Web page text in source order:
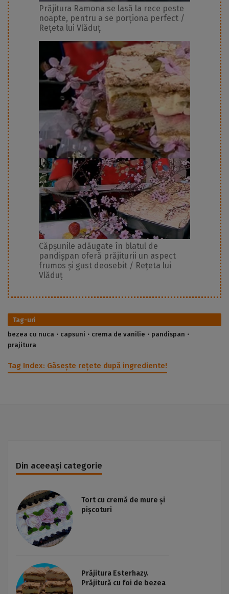
Prăjitura Ramona se lasă la rece peste
noapte, pentru a se porționa perfect /
Rețeta lui Vlăduț
Căpșunile adăugate în blatul de
pandișpan oferă prăjiturii un aspect
frumos și gust deosebit / Rețeta lui
Vlăduț
Tag-uri
bezea cu nuca
capsuni crema de vanilie
pandispan
prajitura
Tag Index: Găsește rețete după ingrediente!
Din aceeași categorie
Tort cu cremă de mure și
pișcoturi
Prăjitura Esterhazy.
Prăjitură cu foi de bezea